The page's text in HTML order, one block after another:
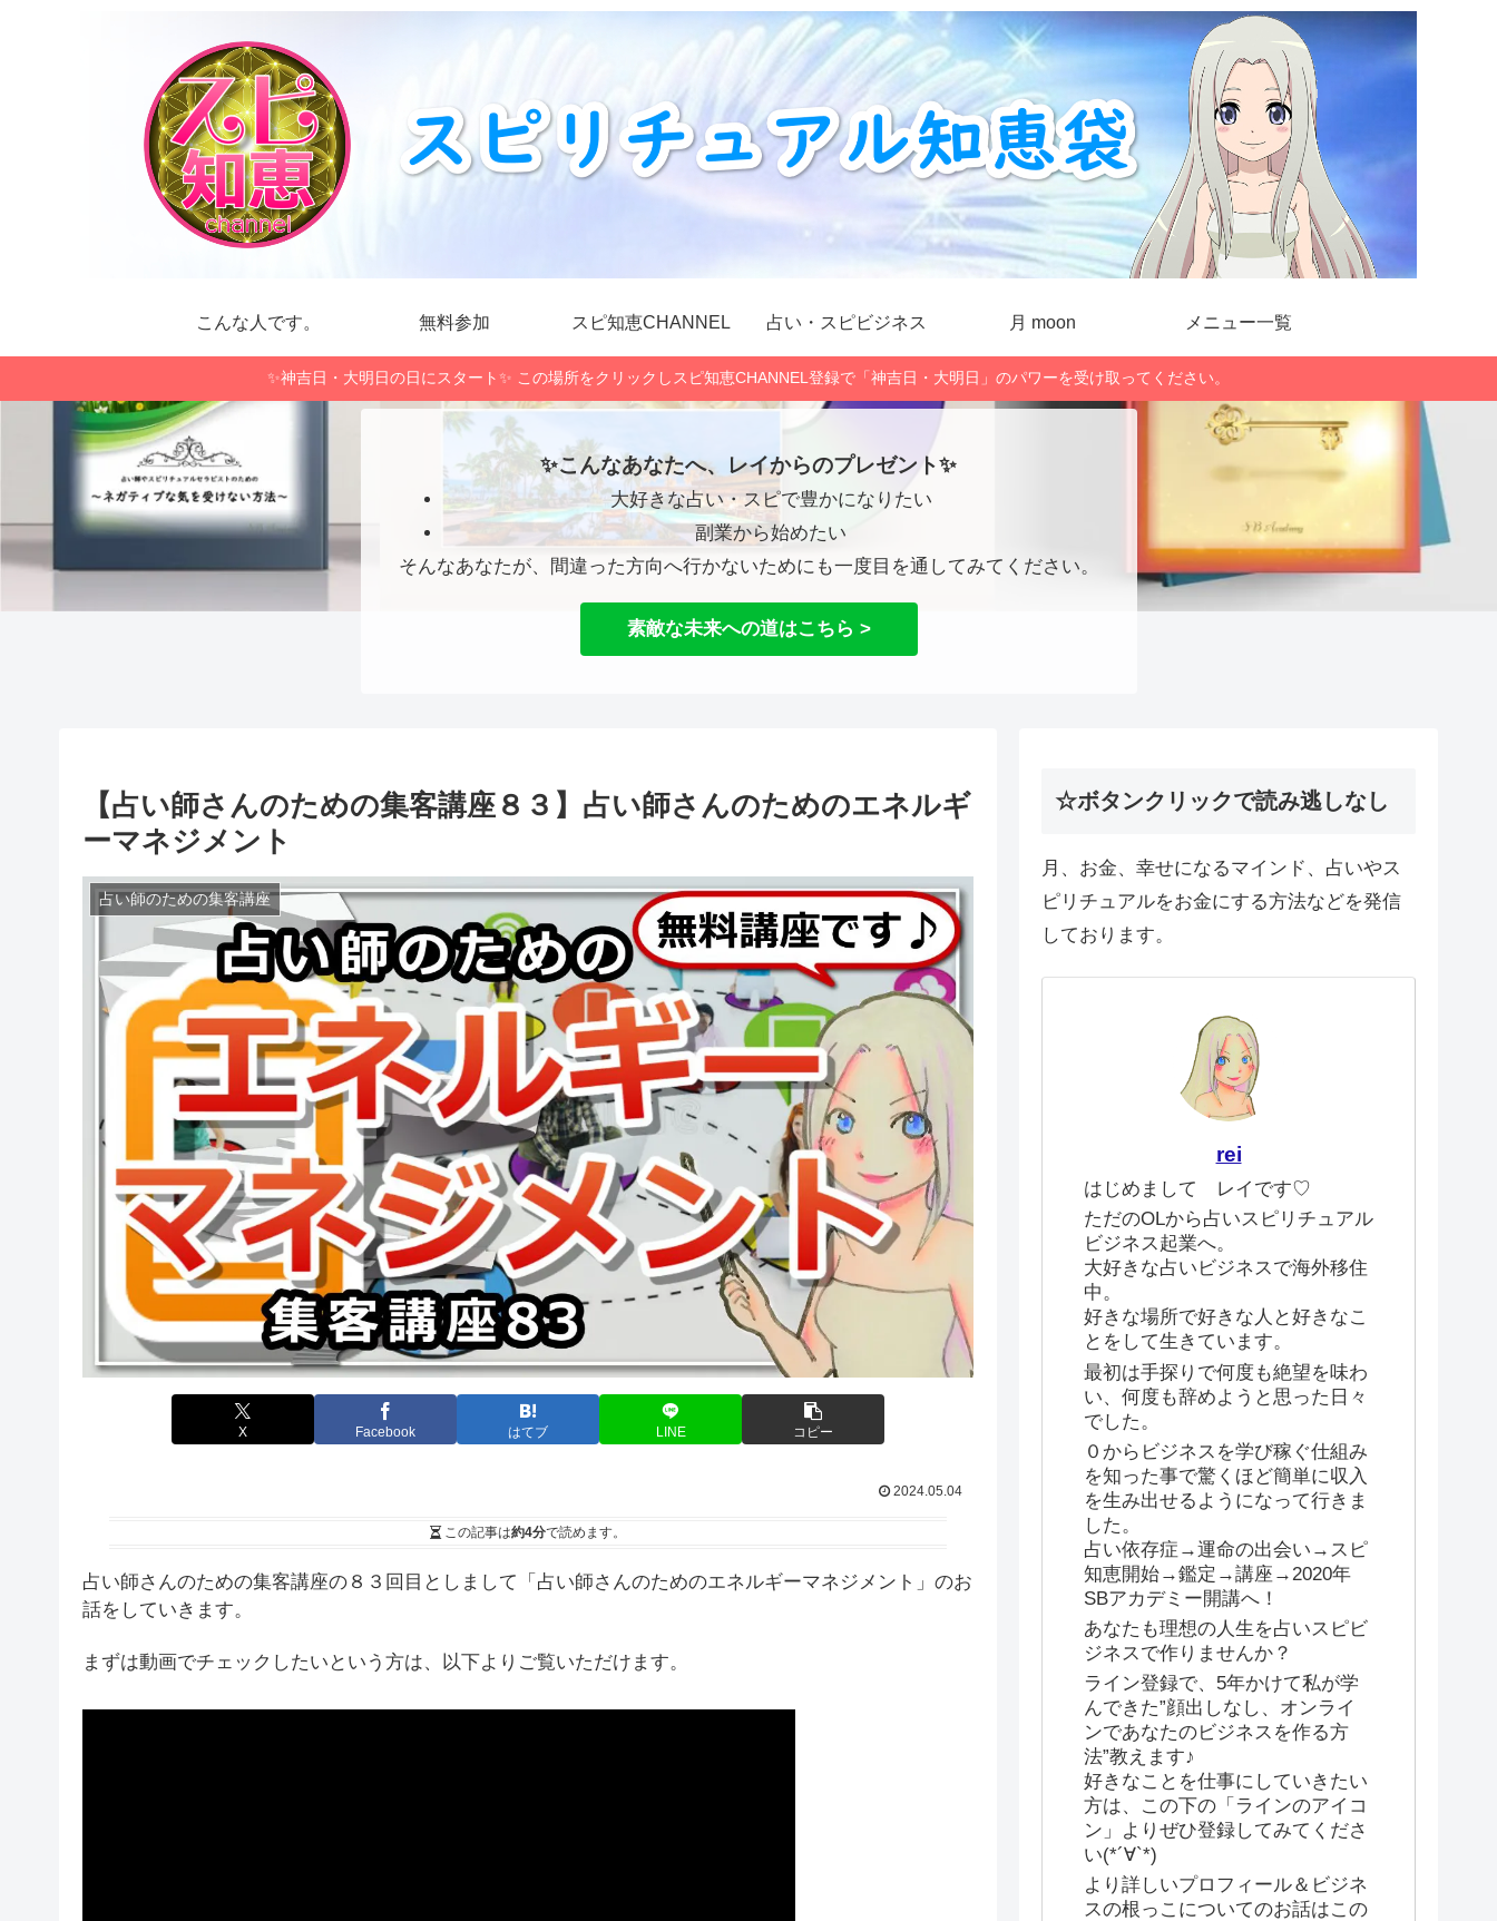
こんな人です。 無料参加 スピ知恵CHANNEL 占い・スピビジネス 月 moon メニュー一覧
✨神吉日・大明日の日にスタート✨ この場所をクリックしスピ知恵CHANNEL登録で「神吉日・大明日」のパワーを受け取ってください。
✨こんなあなたへ、レイからのプレゼント✨
大好きな占い・スピで豊かになりたい
副業から始めたい
そんなあなたが、間違った方向へ行かないためにも一度目を通してみてください。
素敵な未来への道はこちら >
【占い師さんのための集客講座８３】占い師さんのためのエネルギ
ーマネジメント
占い師のための集客講座
X Facebook はてブ LINE コピー
2024.05.04
この記事は約4分で読めます。
占い師さんのための集客講座の８３回目としまして「占い師さんのためのエネルギーマネジメント」のお
話をしていきます。
まずは動画でチェックしたいという方は、以下よりご覧いただけます。
☆ボタンクリックで読み逃しなし
月、お金、幸せになるマインド、占いやス
ピリチュアルをお金にする方法などを発信
しております。
rei
はじめまして レイです♡
ただのOLから占いスピリチュアル
ビジネス起業へ。
大好きな占いビジネスで海外移住
中。
好きな場所で好きな人と好きなこ
とをして生きています。
最初は手探りで何度も絶望を味わ
い、何度も辞めようと思った日々
でした。
０からビジネスを学び稼ぐ仕組み
を知った事で驚くほど簡単に収入
を生み出せるようになって行きま
した。
占い依存症→運命の出会い→スピ
知恵開始→鑑定→講座→2020年
SBアカデミー開講へ！
あなたも理想の人生を占いスピビ
ジネスで作りませんか？
ライン登録で、5年かけて私が学
んできた”顔出しなし、オンライ
ンであなたのビジネスを作る方
法”教えます♪
好きなことを仕事にしていきたい
方は、この下の「ラインのアイコ
ン」よりぜひ登録してみてくださ
い(*´∀`*)
より詳しいプロフィール＆ビジネ
スの根っこについてのお話はこの